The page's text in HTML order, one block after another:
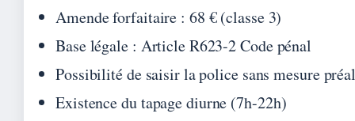
Amende forfaitaire : 68 € (classe 3)
Base légale : Article R623-2 Code pénal
Possibilité de saisir la police sans mesure
Existence du tapage diurne (7h-22h)